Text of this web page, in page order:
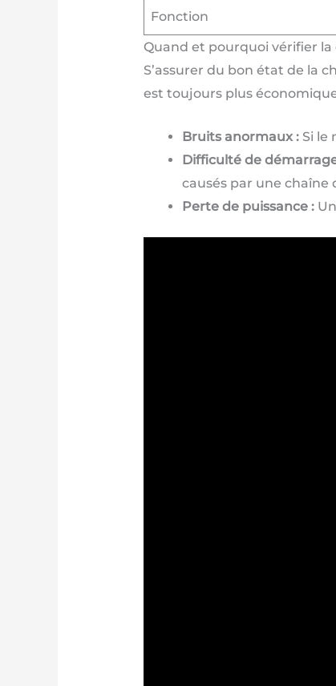
Fonction
Quand et pourquoi vérifier
S’assurer du bon état de la
est toujours plus
Bruits anormaux :Si le
Difficulté de
causés par une chaîne
Perte de puissance :